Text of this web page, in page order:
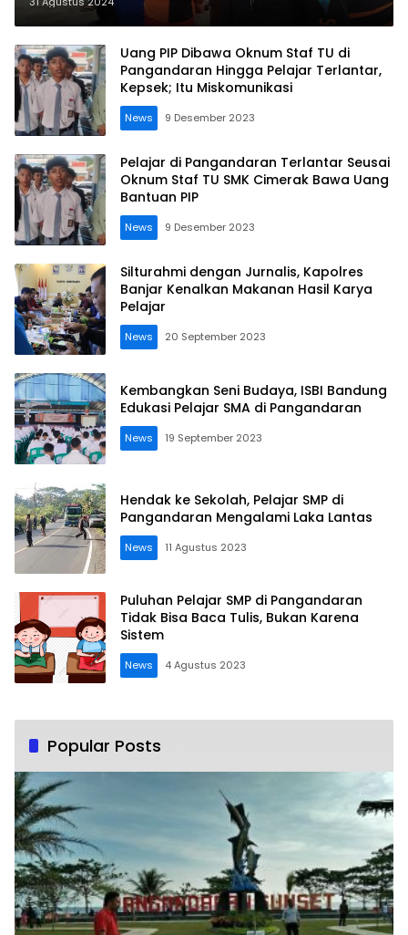
Uang PIP Dibawa Oknum Staf TU di
Pangandaran Hingga Pelajar Terlantar,
Kepsek; Itu Miskomunikasi
News 9 Desember 2023
Pelajar di Pangandaran Terlantar Seusai
Oknum Staf TU SMK Cimerak Bawa Uang
Bantuan PIP
News 9 Desember 2023
Silturahmi dengan Jurnalis, Kapolres
Banjar Kenalkan Makanan Hasil Karya
Pelajar
News 20 September 2023
Kembangkan Seni Budaya, ISBI Bandung
Edukasi Pelajar SMA di Pangandaran
News 19 September 2023
Hendak ke Sekolah, Pelajar SMP di
Pangandaran Mengalami Laka Lantas
News 11 Agustus 2023
Puluhan Pelajar SMP di Pangandaran
Tidak Bisa Baca Tulis, Bukan Karena
Sistem
News 4 Agustus 2023
Popular Posts